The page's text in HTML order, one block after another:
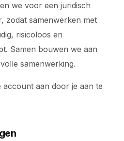
we voor een juridisch
zodat samenwerken met
risicoloos en
Samen bouwen we aan
samenwerking.
account aan door je aan te